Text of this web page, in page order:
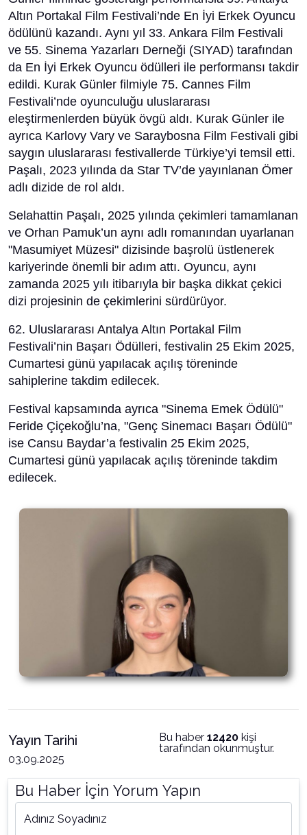
Altın Portakal Film Festivali’nde En İyi Erkek Oyuncu
ödülünü kazandı. Aynı yıl 33. Ankara Film Festivali
ve 55. Sinema Yazarları Derneği (SIYAD) tarafından
da En İyi Erkek Oyuncu ödülleri ile performansı takdir
edildi. Kurak Günler filmiyle 75. Cannes Film
Festivali’nde oyunculuğu uluslararası
eleştirmenlerden büyük övgü aldı. Kurak Günler ile
ayrıca Karlovy Vary ve Saraybosna Film Festivali gibi
saygın uluslararası festivallerde Türkiye’yi temsil etti.
Paşalı, 2023 yılında da Star TV’de yayınlanan Ömer
adlı dizide de rol aldı.
Selahattin Paşalı, 2025 yılında çekimleri tamamlanan
ve Orhan Pamuk’un aynı adlı romanından uyarlanan
"Masumiyet Müzesi" dizisinde başrolü üstlenerek
kariyerinde önemli bir adım attı. Oyuncu, aynı
zamanda 2025 yılı itibarıyla bir başka dikkat çekici
dizi projesinin de çekimlerini sürdürüyor.
62. Uluslararası Antalya Altın Portakal Film
Festivali’nin Başarı Ödülleri, festivalin 25 Ekim 2025,
Cumartesi günü yapılacak açılış töreninde
sahiplerine takdim edilecek.
Festival kapsamında ayrıca "Sinema Emek Ödülü"
Feride Çiçekoğlu’na, "Genç Sinemacı Başarı Ödülü"
ise Cansu Baydar’a festivalin 25 Ekim 2025,
Cumartesi günü yapılacak açılış töreninde takdim
edilecek.
Yayın Tarihi
03.09.2025
Bu haber 12420 kişi
tarafından okunmuştur.
Bu Haber İçin Yorum Yapın
Adınız Soyadınız